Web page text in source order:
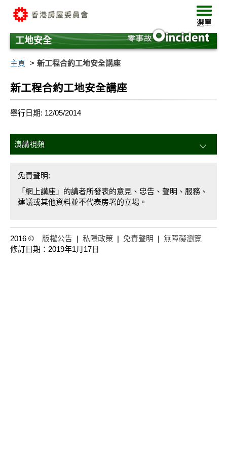
要
內
選
單
選單
工地安全
主頁 新工程合約工地安全講座
新工程合約工地安全講座
舉行日期: 12/05/2014
演講視頻
免責聲明:
「網上講座」的講者所發表的意見、忠告、聲明、服務、
建議或其他資料並不代表房署的立場。
2016 © 版權公告 | 私隱政策 | 免責聲明 | 無障礙瀏覽
修訂日期：2019年1月17日